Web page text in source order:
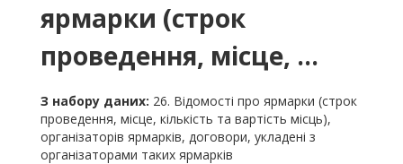
ярмарки (строк
проведення, місце, ...
З набору даних: 26. Відомості про ярмарки (строк
проведення, місце, кількість та вартість місць),
організаторів ярмарків, договори, укладені з
організаторами таких ярмарків